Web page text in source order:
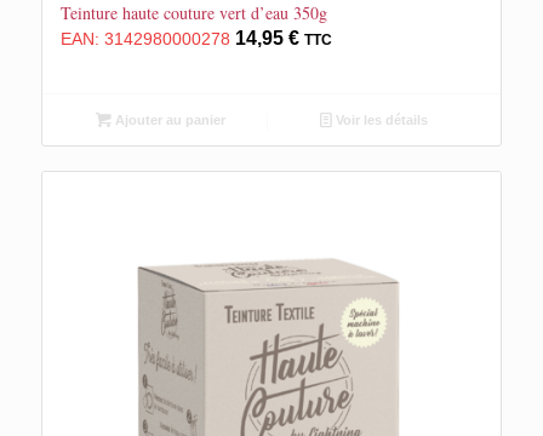
Teinture haute couture vert d’eau 350g
EAN: 3142980000278 14,95 € TTC
Ajouter au panier Voir les détails